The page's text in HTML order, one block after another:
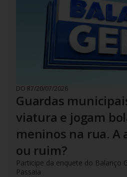
DO R7/20/07/2026
Guardas
viatura e jogam
meninos na rua. A
ou ruim?
Participe da enquete do Balanço
Passaia